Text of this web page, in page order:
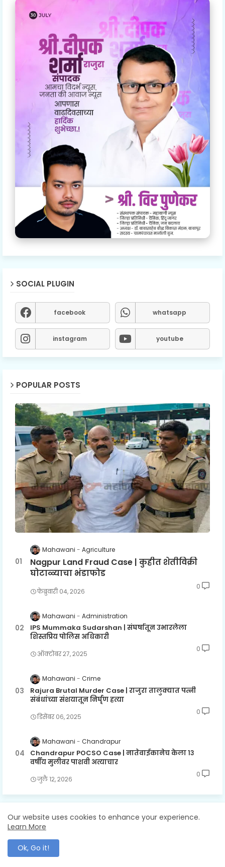
SOCIAL PLUGIN
facebook whatsapp
instagram youtube
POPULAR POSTS
Mahawani Agriculture
Nagpur Land Fraud Case | कुहीत शेतीविक्री
घोटाळ्याचा भंडाफोड
फेब्रुवारी ०४, २०२६
0
Mahawani Administration
IPS Mummaka Sudarshan | संघर्षातून उभारलेला
शिस्तप्रिय पोलिस अधिकारी
ऑक्टोबर २७, २०२५
0
Mahawani Crime
Rajura Brutal Murder Case | राजुरा तालुक्यात पत्नी
संबंधांच्या संशयातून निर्घृण हत्या
डिसेंबर ०६, २०२५
0
Mahawani Chandrapur
Chandrapur POCSO Case | नातेवाईकानेच केला १३
वर्षीय मुलीवर पाशवी अत्याचार
जुलै १२, २०२६
0
LABELS
Chandrapur
Our website uses cookies to enhance your experience.
Learn More
Ok, Go it!